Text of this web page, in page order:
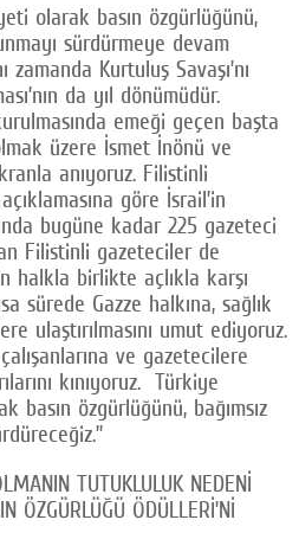
olarak basın özgürlüğünü,
sürdürmeye devam
Kurtuluş Savaşı’nı
da yıl dönümüdür.
emeği geçen başta
üzere İsmet İnönü ve
anıyoruz. Filistinli
göre İsrail’in
bugüne kadar 225 gazeteci
Filistinli gazeteciler de
halkla birlikte açlıkla karşı
sürede Gazze halkına, sağlık
ulaştırılmasını umut ediyoruz.
ve gazetecilere
kınıyoruz. Türkiye
basın özgürlüğünü, bağımsız
TUTUKLULUK NEDENİ
ÖZGÜRLÜĞÜ ÖDÜLLERİ’Nİ